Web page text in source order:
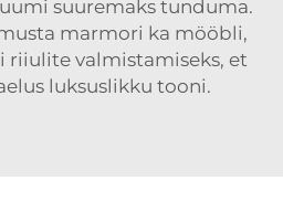
suuremaks tunduma.
marmori ka mööbli,
riiulite valmistamiseks, et
luksuslikku tooni.